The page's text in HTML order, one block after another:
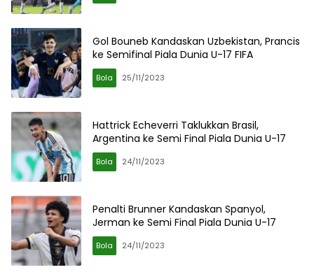
Gol Bouneb Kandaskan Uzbekistan, Prancis
ke Semifinal Piala Dunia U-17 FIFA
Bola 25/11/2023
Hattrick Echeverri Taklukkan Brasil,
Argentina ke Semi Final Piala Dunia U-17
Bola 24/11/2023
Penalti Brunner Kandaskan Spanyol,
Jerman ke Semi Final Piala Dunia U-17
Bola 24/11/2023